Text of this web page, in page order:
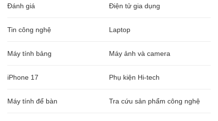
Đánh giá Điện tử gia dụng
Tin công nghệ Laptop
Máy tính bảng Máy ảnh và camera
iPhone 17 Phụ kiện Hi-tech
Máy tính để bàn Tra cứu sản phẩm công nghệ